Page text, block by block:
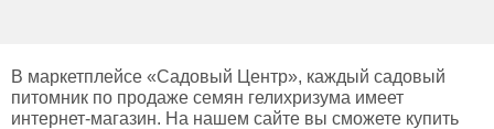
В маркетплейсе «Садовый Центр», каждый садовый
питомник по продаже семян гелихризума имеет
интернет-магазин. На нашем сайте вы сможете купить